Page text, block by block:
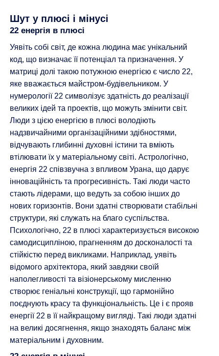
Шут у плюсі і мінусі
22 енергія в плюсі
Уявіть собі світ, де кожна людина має унікальний
код, що визначає її потенціал та призначення. У
матриці долі такою потужною енергією є число 22,
яке вважається майстром-будівельником. У
нумерології 22 символізує здатність до реалізації
великих ідей та проектів, що можуть змінити світ.
Люди з цією енергією в плюсі володіють
надзвичайними організаційними здібностями,
відчувають глибинні духовні істини та вміють
втілювати їх у матеріальному світі. Астрологічно,
енергія 22 співзвучна з впливом Урана, що дарує
інноваційність та прогресивність. Такі люди часто
стають лідерами, що ведуть за собою інших до
нових горизонтів. Вони здатні створювати стабільні
структури, які служать на благо суспільства.
Психологічно, 22 в плюсі характеризується високою
самодисципліною, прагненням до досконалості та
стійкістю перед викликами. Наприклад, уявіть
відомого архітектора, який завдяки своїй
наполегливості та візіонерському мисленню
створює геніальні конструкції, що гармонійно
поєднують красу та функціональність. Це і є прояв
енергії 22 в її найкращому вигляді. Такі люди здатні
на великі досягнення, якщо знаходять баланс між
матеріальним і духовним.